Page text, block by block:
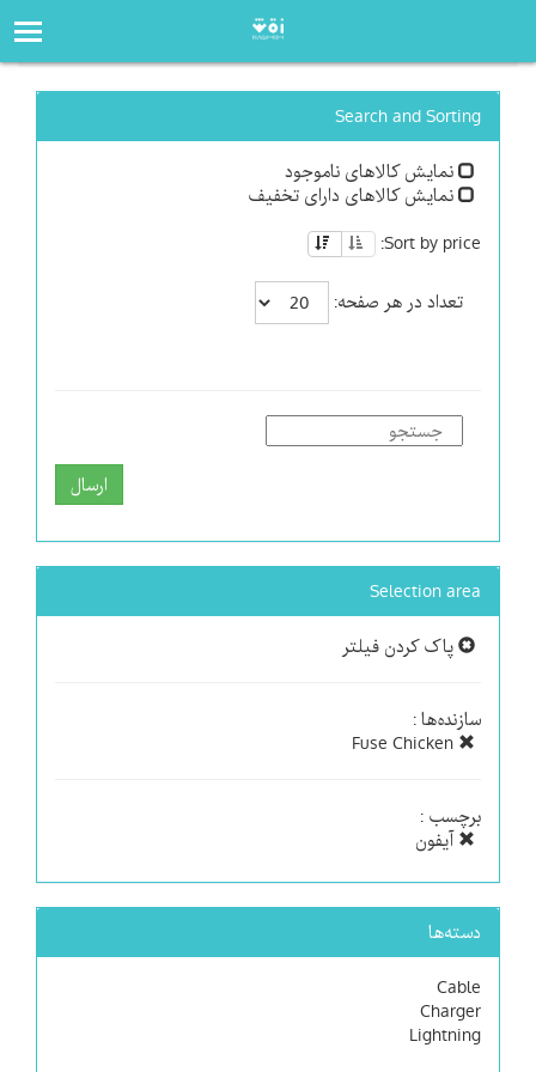
Search and Sorting
نمایش کالاهای ناموجود
نمایش کالاهای دارای تخفیف
Sort by price:
تعداد در هر صفحه:
ارسال
Selection area
پاک کردن فیلتر
سازنده‌ها :
برچسب :
آیفون
دسته‌ها
Cable
Charger
Lightning